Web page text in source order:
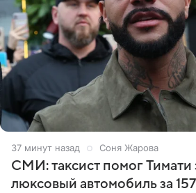
38 минут назад Соня Жарова
СМИ: таксист помог Тимати
люксовый автомобиль за